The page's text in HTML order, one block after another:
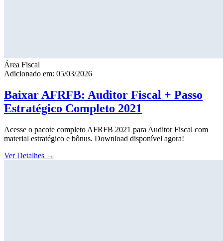
Área Fiscal
Adicionado em: 05/03/2026
Baixar AFRFB: Auditor Fiscal + Passo
Estratégico Completo 2021
Acesse o pacote completo AFRFB 2021 para Auditor Fiscal com
material estratégico e bônus. Download disponível agora!
Ver Detalhes →